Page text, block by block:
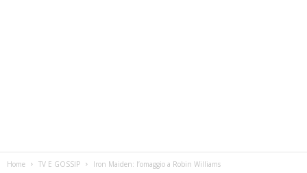
Home TV E GOSSIP Iron Maiden: l’omaggio a Robin Williams